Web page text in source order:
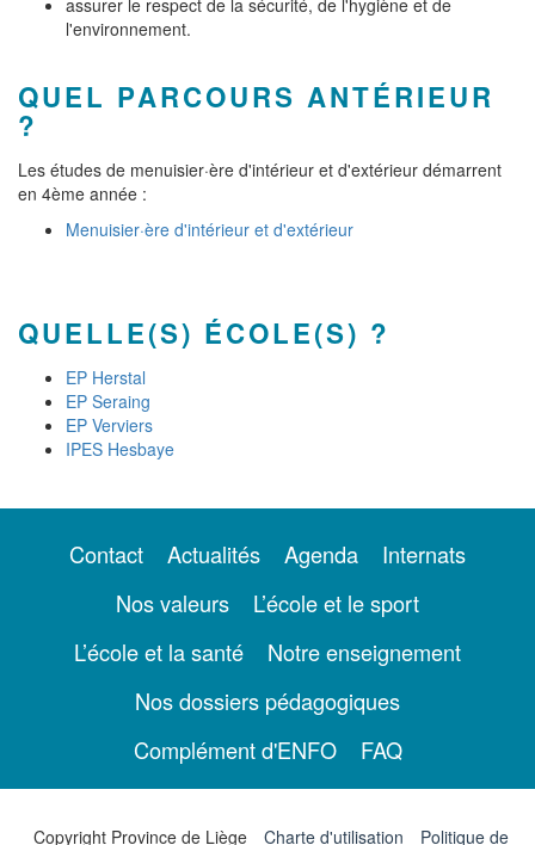
assurer le respect de la sécurité, de l'hygiène et de
l'environnement.
QUEL PARCOURS ANTÉRIEUR
?
Les études de menuisier·ère d'intérieur et d'extérieur démarrent
en 4ème année :
Menuisier·ère d'intérieur et d'extérieur
QUELLE(S) ÉCOLE(S) ?
EP Herstal
EP Seraing
EP Verviers
IPES Hesbaye
Contact Actualités Agenda
Internats
Nos valeurs
L’école et le sport
L’école et la santé
Notre enseignement
Nos dossiers pédagogiques
Complément d'ENFO
FAQ
Copyright Province de Liège Charte d'utilisation Politique de